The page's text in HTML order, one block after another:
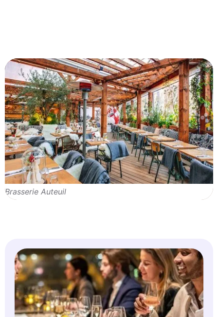
Brasserie Auteuil